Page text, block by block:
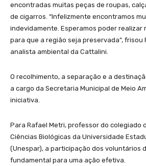
encontradas muitas peças de roupas,
de cigarros. “Infelizmente encontramos
indevidamente. Esperamos poder realizar
para que a região seja preservada”, frisou
analista ambiental da Cattalini.
O recolhimento, a separação e a
a cargo da Secretaria Municipal de Meio
iniciativa.
Para Rafael Metri, professor do colegiado
Ciências Biológicas da Universidade
(Unespar), a participação dos voluntários
fundamental para uma ação efetiva.